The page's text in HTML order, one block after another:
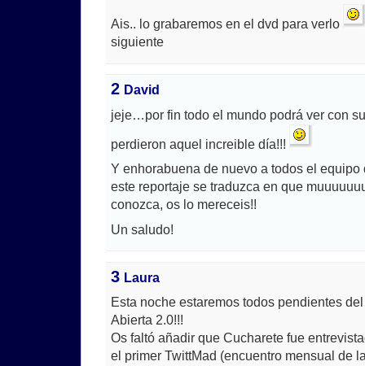
Ais.. lo grabaremos en el dvd para verlo
siguiente
2 David
jeje…por fin todo el mundo podrá ver con
perdieron aquel increible día!!!
Y enhorabuena de nuevo a todos el equipo
este reportaje se traduzca en que
conozca, os lo mereceis!!
Un saludo!
3 Laura
Esta noche estaremos todos pendientes
Abierta 2.0!!!
Os faltó añadir que Cucharete fue
el primer TwittMad (encuentro mensual de